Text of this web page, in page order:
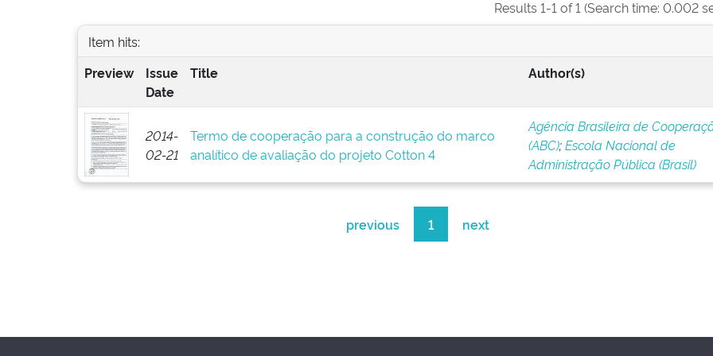
Results 1-1 of 1 (Search time: 0.002
Item hits:
Preview
Issue
Date
Title Author(s)
2014-
02-21
Termo de cooperação para a construção do marco
analítico de avaliação do projeto Cotton 4
Agência Brasileira de
(ABC);Escola Nacional de
Administração Pública (Brasil)
previous 1 next